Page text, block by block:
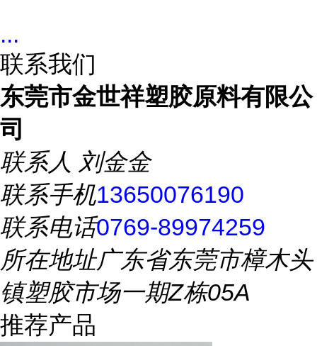
...
联系我们
东莞市金世祥塑胶原料有限公
司
联系人 刘金金
联系手机13650076190
联系电话0769-89974259
所在地址广东省东莞市樟木头
镇塑胶市场一期Z栋05A
推荐产品